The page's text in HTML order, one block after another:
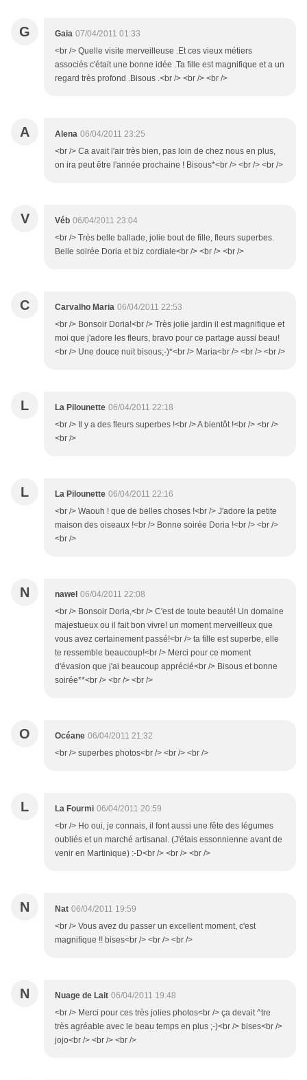
G Gaia 07/04/2011 01:33
<br /> Quelle visite merveilleuse .Et ces vieux métiers
associés c'était une bonne idée .Ta fille est magnifique et a un
regard très profond .Bisous .<br /> <br /> <br />
A Alena 06/04/2011 23:25
<br /> Ca avait l'air très bien, pas loin de chez nous en plus,
on ira peut être l'année prochaine ! Bisous*<br /> <br /> <br />
V Véb 06/04/2011 23:04
<br /> Très belle ballade, jolie bout de fille, fleurs superbes.
Belle soirée Doria et biz cordiale<br /> <br /> <br />
C Carvalho Maria 06/04/2011 22:53
<br /> Bonsoir Doria!<br /> Très jolie jardin il est magnifique et
moi que j'adore les fleurs, bravo pour ce partage aussi beau!
<br /> Une douce nuit bisous;-)*<br /> Maria<br /> <br /> <br />
L La Pilounette 06/04/2011 22:18
<br /> Il y a des fleurs superbes !<br /> A bientôt !<br /> <br />
<br />
L La Pilounette 06/04/2011 22:16
<br /> Waouh ! que de belles choses !<br /> J'adore la petite
maison des oiseaux !<br /> Bonne soirée Doria !<br /> <br />
<br />
N nawel 06/04/2011 22:08
<br /> Bonsoir Doria,<br /> C'est de toute beauté! Un domaine
majestueux ou il fait bon vivre! un moment merveilleux que
vous avez certainement passé!<br /> ta fille est superbe, elle
te ressemble beaucoup!<br /> Merci pour ce moment
d'évasion que j'ai beaucoup apprécié<br /> Bisous et bonne
soirée**<br /> <br /> <br />
O Océane 06/04/2011 21:32
<br /> superbes photos<br /> <br /> <br />
L La Fourmi 06/04/2011 20:59
<br /> Ho oui, je connais, il font aussi une fête des légumes
oubliés et un marché artisanal. (J'étais essonnienne avant de
venir en Martinique) :-D<br /> <br /> <br />
N Nat 06/04/2011 19:59
<br /> Vous avez du passer un excellent moment, c'est
magnifique !! bises<br /> <br /> <br />
N Nuage de Lait 06/04/2011 19:48
<br /> Merci pour ces très jolies photos<br /> ça devait ^tre
très agréable avec le beau temps en plus ;-)<br /> bises<br />
jojo<br /> <br /> <br />